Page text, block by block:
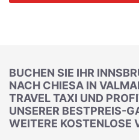
BUCHEN SIE IHR
NACH CHIESA IN
TRAVEL TAXI UND
UNSERER BESTPREIS-
WEITERE KOSTENLOSE